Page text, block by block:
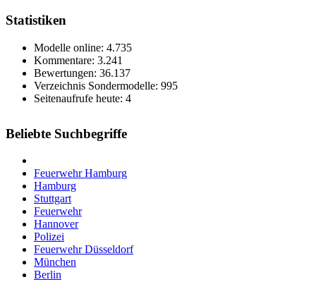
Statistiken
Modelle online: 4.735
Kommentare: 3.241
Bewertungen: 36.137
Verzeichnis Sondermodelle: 995
Seitenaufrufe heute: 4
Beliebte Suchbegriffe
Feuerwehr Hamburg
Hamburg
Stuttgart
Feuerwehr
Hannover
Polizei
Feuerwehr Düsseldorf
München
Berlin